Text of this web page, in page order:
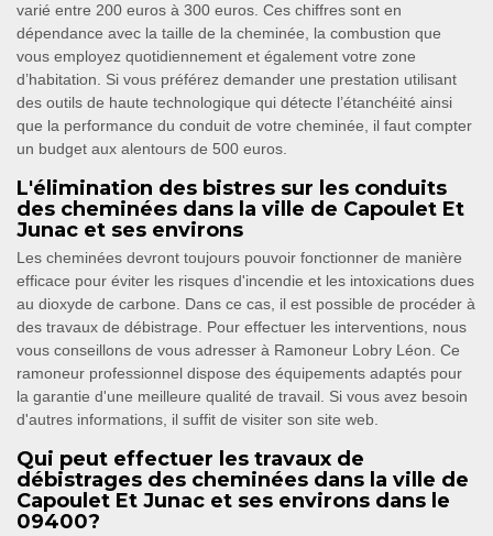
varié entre 200 euros à 300 euros. Ces chiffres sont en
dépendance avec la taille de la cheminée, la combustion que
vous employez quotidiennement et également votre zone
d’habitation. Si vous préférez demander une prestation utilisant
des outils de haute technologique qui détecte l’étanchéité ainsi
que la performance du conduit de votre cheminée, il faut compter
un budget aux alentours de 500 euros.
L'élimination des bistres sur les conduits
des cheminées dans la ville de Capoulet Et
Junac et ses environs
Les cheminées devront toujours pouvoir fonctionner de manière
efficace pour éviter les risques d'incendie et les intoxications dues
au dioxyde de carbone. Dans ce cas, il est possible de procéder à
des travaux de débistrage. Pour effectuer les interventions, nous
vous conseillons de vous adresser à Ramoneur Lobry Léon. Ce
ramoneur professionnel dispose des équipements adaptés pour
la garantie d'une meilleure qualité de travail. Si vous avez besoin
d'autres informations, il suffit de visiter son site web.
Qui peut effectuer les travaux de
débistrages des cheminées dans la ville de
Capoulet Et Junac et ses environs dans le
09400?